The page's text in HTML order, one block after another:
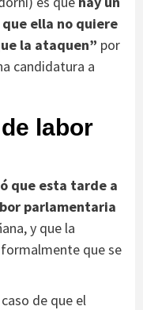
ella no quiere
la ataquen” por
candidatura a
labor
que esta tarde a
parlamentaria
y que la
que se
de que el